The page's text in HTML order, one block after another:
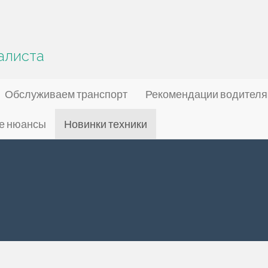
Обслуживаем транспорт Рекомендации
нюансы Новинки техники